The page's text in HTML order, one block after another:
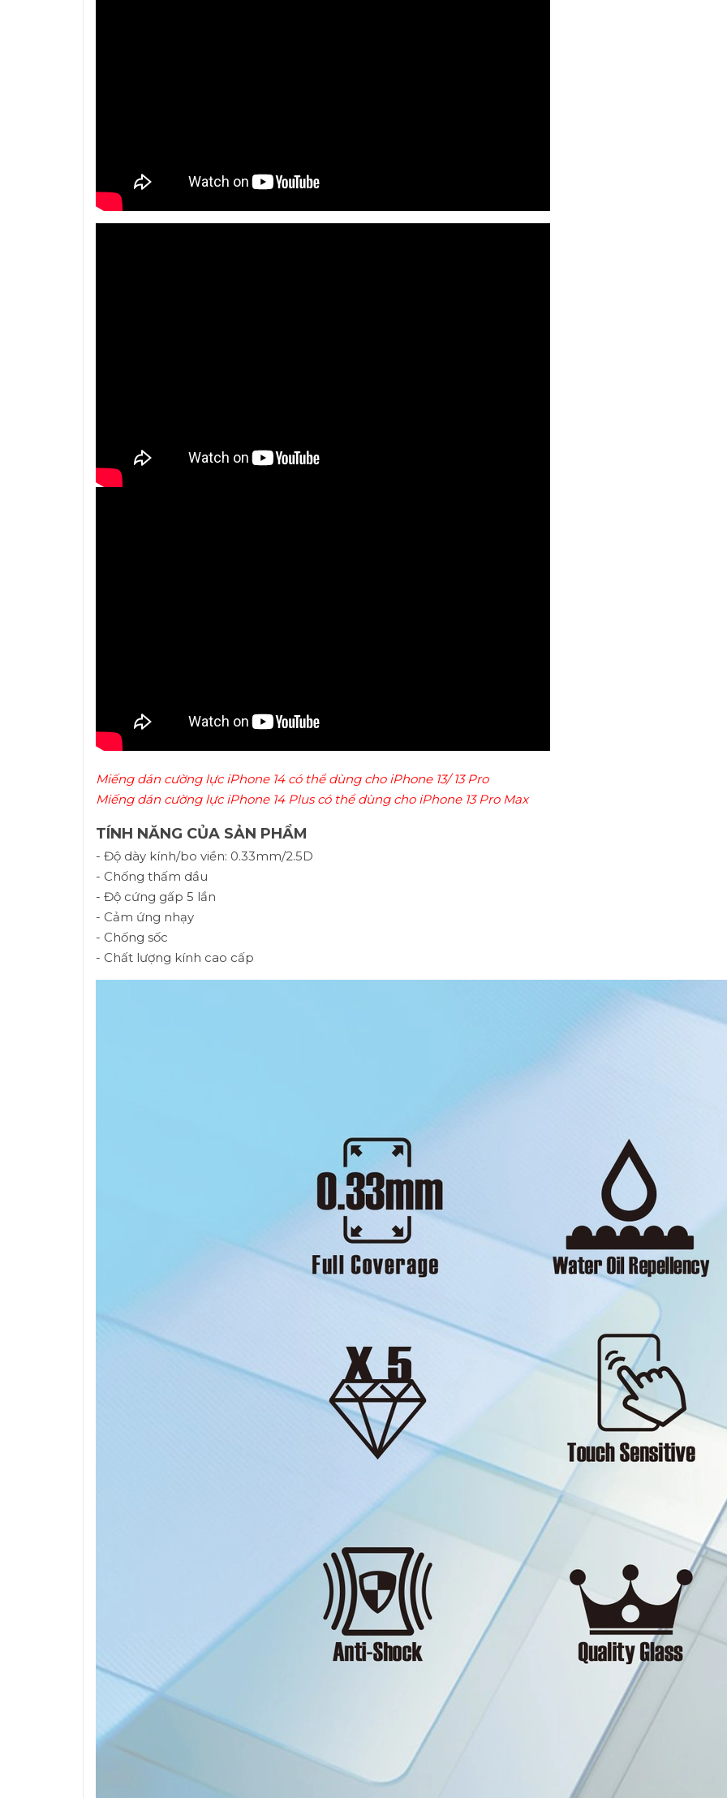
Miếng dán cường lực iPhone 14 có thể dùng cho iPhone 13/ 13 Pro
Miếng dán cường lực iPhone 14 Plus có thể dùng cho iPhone 13 Pro Max
TÍNH NĂNG CỦA SẢN PHẨM
- Độ dày kính/bo viền: 0.33mm/2.5D
- Chống thấm dầu
- Độ cứng gấp 5 lần
- Cảm ứng nhạy
- Chống sốc
- Chất lượng kính cao cấp